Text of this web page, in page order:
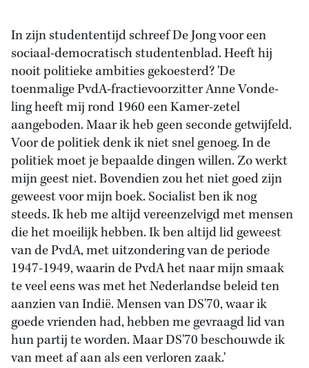
In zijn studententijd schreef De Jong voor een
sociaal-democratisch studentenblad. Heeft hij
nooit politieke ambities gekoesterd? 'De
toenmalige PvdA-fractievoorzitter Anne Vonde-
ling heeft mij rond 1960 een Kamer-zetel
aangeboden. Maar ik heb geen seconde getwijfeld.
Voor de politiek denk ik niet snel genoeg. In de
politiek moet je bepaalde dingen willen. Zo werkt
mijn geest niet. Bovendien zou het niet goed zijn
geweest voor mijn boek. Socialist ben ik nog
steeds. Ik heb me altijd vereenzelvigd met mensen
die het moeilijk hebben. Ik ben altijd lid geweest
van de PvdA, met uitzondering van de periode
1947-1949, waarin de PvdA het naar mijn smaak
te veel eens was met het Nederlandse beleid ten
aanzien van Indië. Mensen van DS'70, waar ik
goede vrienden had, hebben me gevraagd lid van
hun partij te worden. Maar DS'70 beschouwde ik
van meet af aan als een verloren zaak.'